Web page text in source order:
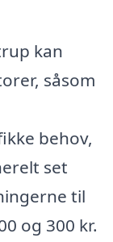
kan
såsom
behov,
set
til
og 300 kr.